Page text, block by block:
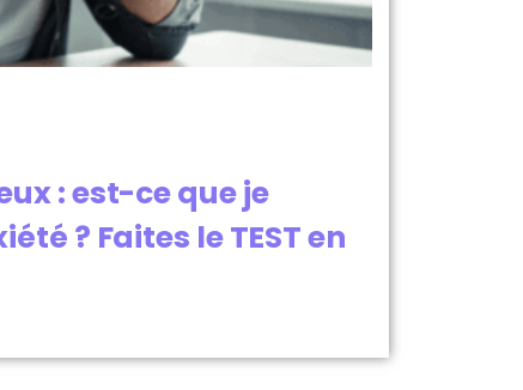
: est-ce que je
? Faites le TEST en